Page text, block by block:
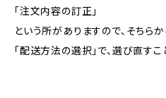
「注文内容の訂正」
という所がありますので、そちら
「配送方法の選択」で、選び直すこ